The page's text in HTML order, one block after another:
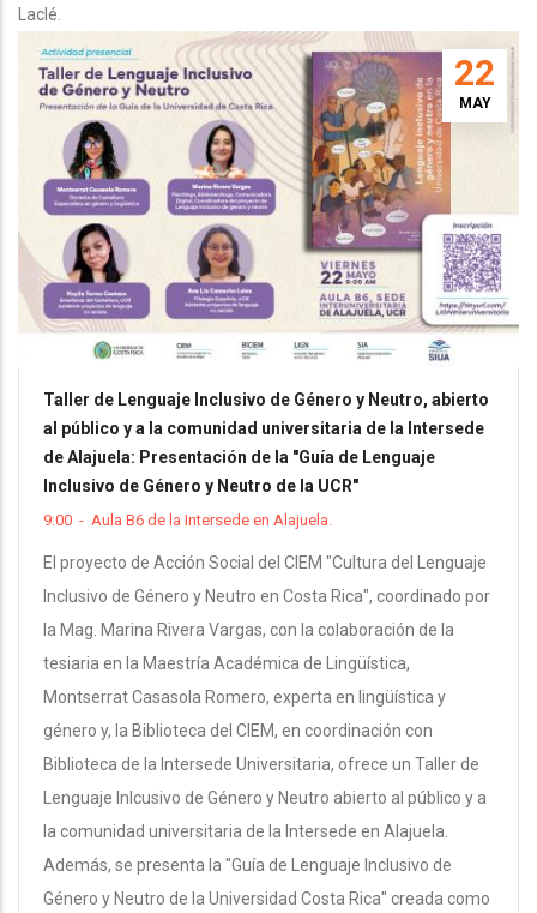
Laclé.
22
MAY
Taller de Lenguaje Inclusivo de Género y Neutro, abierto
al público y a la comunidad universitaria de la Intersede
de Alajuela: Presentación de la "Guía de Lenguaje
Inclusivo de Género y Neutro de la UCR"
9:00 - Aula B6 de la Intersede en Alajuela.
El proyecto de Acción Social del CIEM "Cultura del Lenguaje
Inclusivo de Género y Neutro en Costa Rica", coordinado por
la Mag. Marina Rivera Vargas, con la colaboración de la
tesiaria en la Maestría Académica de Lingüística,
Montserrat Casasola Romero, experta en lingüística y
género y, la Biblioteca del CIEM, en coordinación con
Biblioteca de la Intersede Universitaria, ofrece un Taller de
Lenguaje Inlcusivo de Género y Neutro abierto al público y a
la comunidad universitaria de la Intersede en Alajuela.
Además, se presenta la "Guía de Lenguaje Inclusivo de
Género y Neutro de la Universidad Costa Rica" creada como